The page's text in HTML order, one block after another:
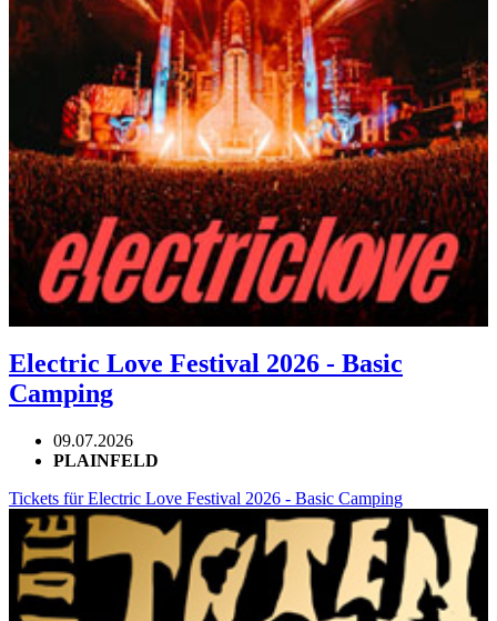
Electric Love Festival 2026 - Basic
Camping
09.07.2026
PLAINFELD
Tickets für Electric Love Festival 2026 - Basic Camping